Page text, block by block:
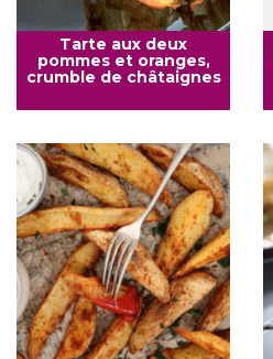
Tarte aux deux
pommes et oranges,
crumble de châtaignes